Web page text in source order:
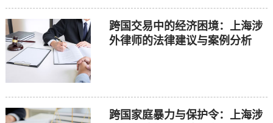
跨国交易中的经济困境：上海涉
外律师的法律建议与案例分析
跨国家庭暴力与保护令：上海涉